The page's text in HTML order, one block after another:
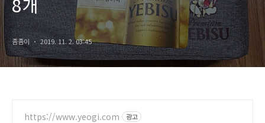
좀좀이 2019. 11. 2. 03:45
https://www.yeogi.com 광고